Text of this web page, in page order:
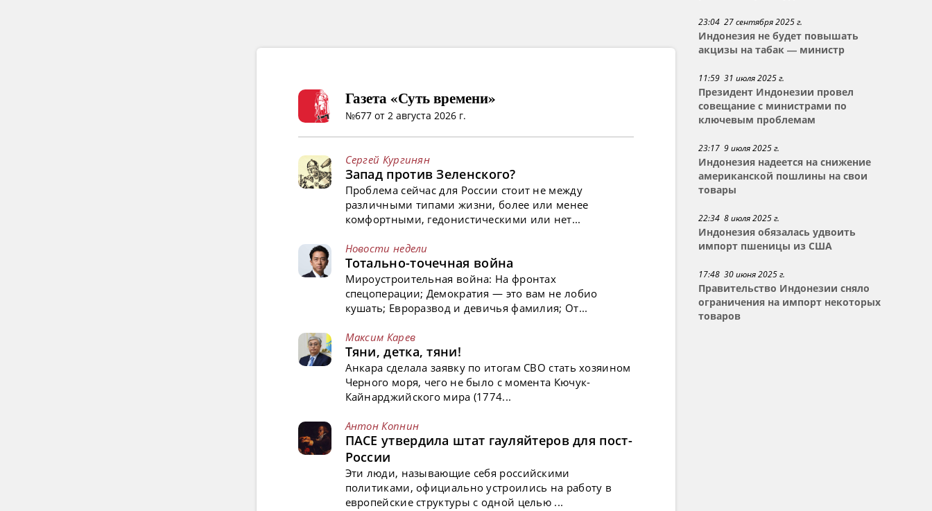
23:04 27 сентября 2025 г.
Индонезия не будет повышать
акцизы на табак — министр
11:59 31 июля 2025 г.
Президент Индонезии провел
совещание с министрами по
ключевым проблемам
23:17 9 июля 2025 г.
Индонезия надеется на снижение
американской пошлины на свои
товары
22:34 8 июля 2025 г.
Индонезия обязалась удвоить
импорт пшеницы из США
17:48 30 июня 2025 г.
Правительство Индонезии сняло
ограничения на импорт некоторых
товаров
Газета «Суть времени»
№677 от 2 августа 2026 г.
Сергей Кургинян
Запад против Зеленского?
Проблема сейчас для России стоит не между
различными типами жизни, более или менее
комфортными, гедонистическими или нет...
Новости недели
Тотально-точечная война
Мироустроительная война: На фронтах
спецоперации; Демократия — это вам не лобио
кушать; Евроразвод и девичья фамилия; От...
Максим Карев
Тяни, детка, тяни!
Анкара сделала заявку по итогам СВО стать хозяином
Черного моря, чего не было с момента Кючук-
Кайнарджийского мира (1774...
Антон Копнин
ПАСЕ утвердила штат гауляйтеров для пост-
России
Эти люди, называющие себя российскими
политиками, официально устроились на работу в
европейские структуры с одной целью ...